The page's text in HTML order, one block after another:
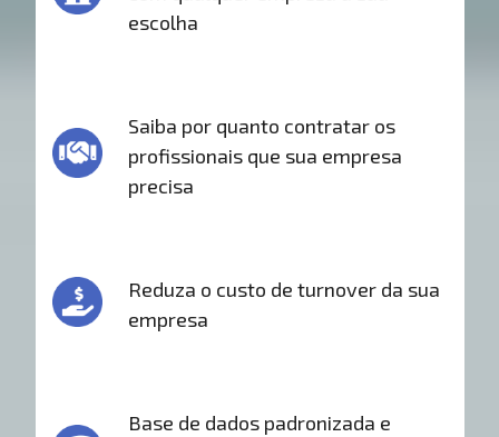
escolha
Saiba por quanto contratar os
profissionais que sua empresa
precisa
Reduza o custo de turnover da sua
empresa
Base de dados padronizada e